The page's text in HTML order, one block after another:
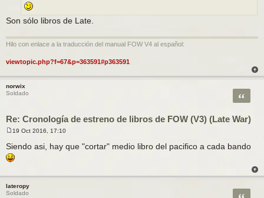
Son sólo libros de Late.
Hilo con enlace a la traducción del manual FOW V4 al español:
viewtopic.php?f=67&p=363591#p363591
norwix
Soldado
Re: Cronología de estreno de libros de FOW (V3) (Late War)
Citar
e
n
s
e
19 Oct 2016, 17:10
Siendo asi, hay que "cortar" medio libro del pacifico a cada bando
lateropy
Soldado
Citar